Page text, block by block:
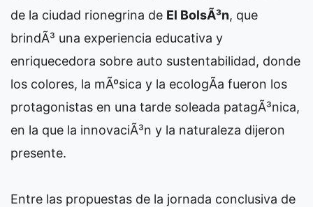
de la ciudad rionegrina de El BolsÃ³n, que
brindÃ³ una experiencia educativa y
enriquecedora sobre auto sustentabilidad, donde
los colores, la mÃºsica y la ecologÃ­a fueron los
protagonistas en una tarde soleada patagÃ³nica,
en la que la innovaciÃ³n y la naturaleza dijeron
presente.
Entre las propuestas de la jornada conclusiva de